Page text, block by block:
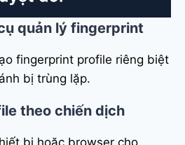
quản lý fingerprint
fingerprint profile riêng biệt
bị trùng lặp.
theo chiến dịch
bị hoặc browser cho